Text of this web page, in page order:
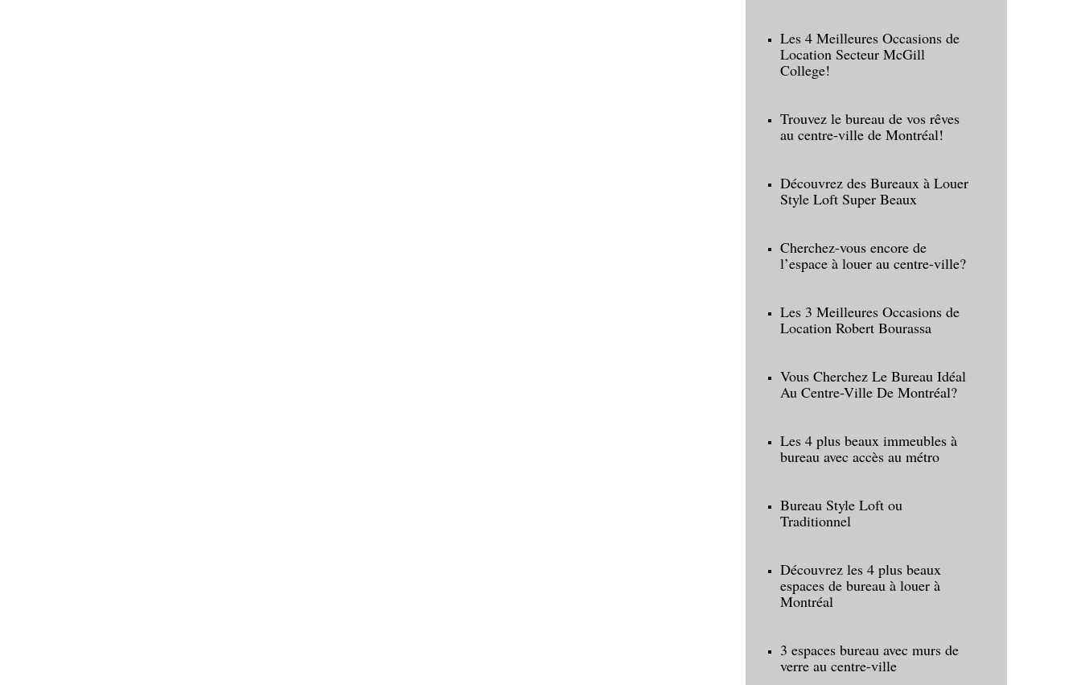
Les 4 Meilleures Occasions de
Location Secteur McGill
College!
Trouvez le bureau de vos rêves
au centre-ville de Montréal!
Découvrez des Bureaux à Louer
Style Loft Super Beaux
Cherchez-vous encore de
l’espace à louer au centre-ville?
Les 3 Meilleures Occasions de
Location Robert Bourassa
Vous Cherchez Le Bureau Idéal
Au Centre-Ville De Montréal?
Les 4 plus beaux immeubles à
bureau avec accès au métro
Bureau Style Loft ou
Traditionnel
Découvrez les 4 plus beaux
espaces de bureau à louer à
Montréal
3 espaces bureau avec murs de
verre au centre-ville